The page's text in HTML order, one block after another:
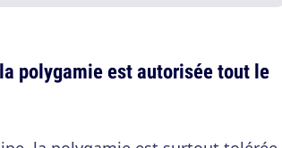
polygamie est autorisée tout le